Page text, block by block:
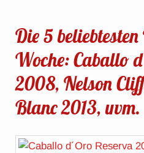
Die 5
Woche: Caballo
2008, Nelson
Blanc 2013, uvm.